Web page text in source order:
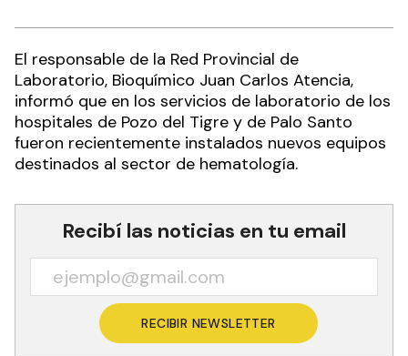
El responsable de la Red Provincial de
Laboratorio, Bioquímico Juan Carlos Atencia,
informó que en los servicios de laboratorio de los
hospitales de Pozo del Tigre y de Palo Santo
fueron recientemente instalados nuevos equipos
destinados al sector de hematología.
Recibí las noticias en tu email
RECIBIR NEWSLETTER